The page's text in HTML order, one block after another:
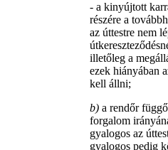
- a kinyújtott
részére a
az úttestre nem
illetőleg a
ezek hiányában
kell állni;
b) a rendőr
forgalom
gyalogos az
gyalogos pedig